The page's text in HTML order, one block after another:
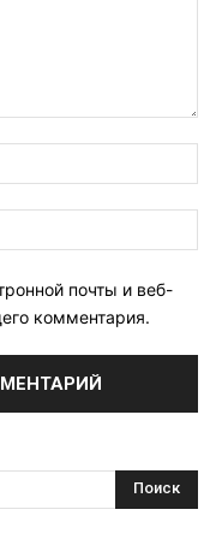
почты и веб-
комментария.